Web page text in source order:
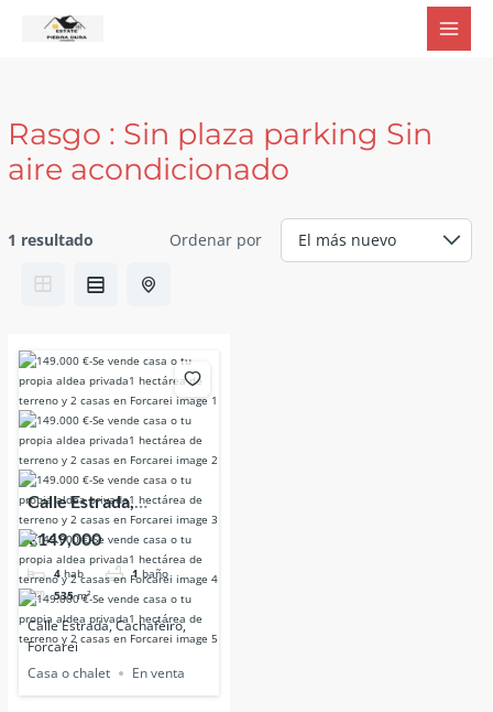
Rasgo : Sin plaza parking Sin
aire acondicionado
1 resultado Ordenar por
Calle Estrada,
Cachafeiro, Forcarei
€149,000
4 hab 1 baño
535 m²
Calle Estrada, Cachafeiro,
Forcarei
Casa o chalet
En venta